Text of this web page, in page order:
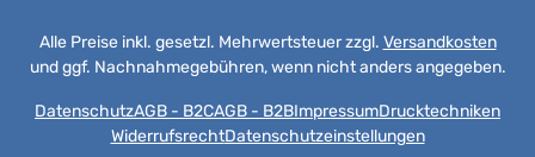
Alle Preise inkl. gesetzl. Mehrwertsteuer zzgl. Versandkosten
und ggf. Nachnahmegebühren, wenn nicht anders angegeben.
DatenschutzAGB - B2CAGB - B2BImpressumDrucktechniken
WiderrufsrechtDatenschutzeinstellungen